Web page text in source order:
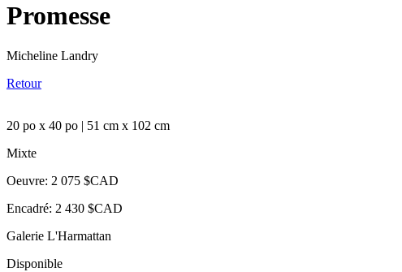
Promesse
Micheline Landry
Retour
20 po x 40 po | 51 cm x 102 cm
Mixte
Oeuvre: 2 075 $CAD
Encadré: 2 430 $CAD
Galerie L'Harmattan
Disponible